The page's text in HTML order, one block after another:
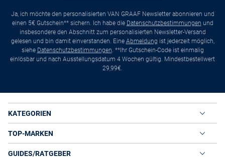
Ja, ich möchte den personalisierten VAN GRAAF Newsletter abonnieren und
einen 5€ Gutschein** sichern. Ich habe die Datenschutzbestimmungen und
insbesondere den Abschnitt zum personalisierten Newsletter-Versand
gelesen und bin damit einverstanden. Eine Abmeldung ist jederzeit möglich,
siehe Datenschutzbestimmungen. **Ihr Gutschein-Code ist einmalig
einlösbar und nach Ausstellungsdatum 4 Wochen gültig. Mindestbestellwert
29,99€.
KATEGORIEN
TOP-MARKEN
GUIDES/RATGEBER